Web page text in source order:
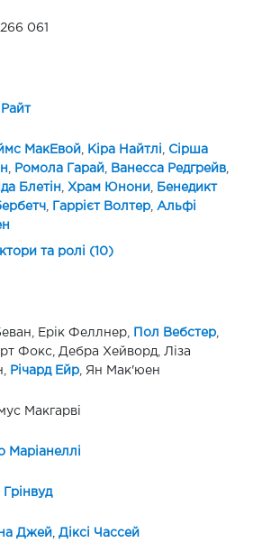
061
МакЕвой Кіра Найтлі
Сірша
Ромола Гарай Ванесса Редгрейв,
Блетін
Храм Юнони
Бенедикт
, Гаррієт Волтер,
Альфі
та ролі (10)
Ерік Феллнер, Пол Вебстер,
Фокс, Дебра Хейворд, Ліза
Річард Ейр, Ян Мак'юен
Макгарві
Маріанеллі
Джей Діксі Чассей